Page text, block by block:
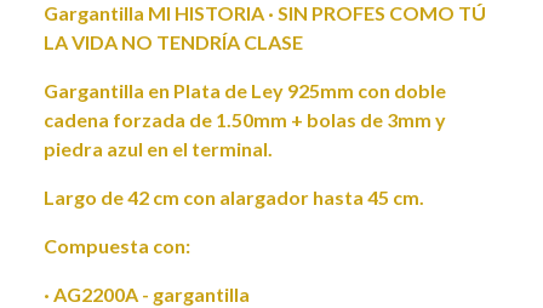
Gargantilla MI HISTORIA · SIN PROFES COMO TÚ
LA VIDA NO TENDRÍA CLASE
Gargantilla en Plata de Ley 925mm con doble
cadena forzada de 1.50mm + bolas de 3mm y
piedra azul en el terminal.
Largo de 42 cm con alargador hasta 45 cm.
Compuesta con:
· AG2200A - gargantilla